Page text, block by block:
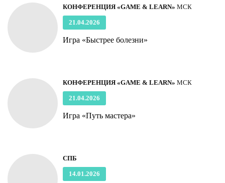
КОНФЕРЕНЦИЯ «GAME & LEARN» МСК
21.04.2026
Игра «Быстрее болезни»
КОНФЕРЕНЦИЯ «GAME & LEARN» МСК
21.04.2026
Игра «Путь мастера»
СПБ
14.01.2026